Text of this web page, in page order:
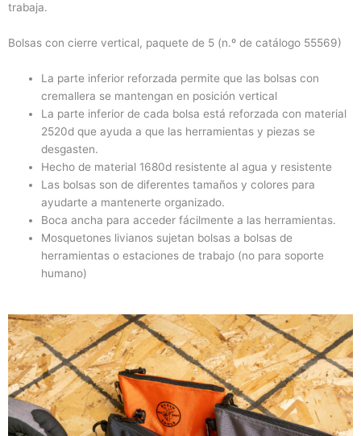
trabaja.
Bolsas con cierre vertical, paquete de 5 (n.º de catálogo 55569)
La parte inferior reforzada permite que las bolsas con
cremallera se mantengan en posición vertical
La parte inferior de cada bolsa está reforzada con material
2520d que ayuda a que las herramientas y piezas se
desgasten.
Hecho de material 1680d resistente al agua y resistente
Las bolsas son de diferentes tamaños y colores para
ayudarte a mantenerte organizado.
Boca ancha para acceder fácilmente a las herramientas.
Mosquetones livianos sujetan bolsas a bolsas de
herramientas o estaciones de trabajo (no para soporte
humano)